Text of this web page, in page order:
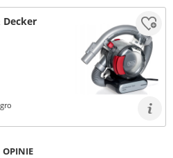
Decker
OPINIE